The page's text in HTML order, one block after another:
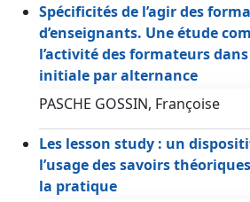
Spécificités de l’agir des
d’enseignants. Une étude
l’activité des formateurs
initiale par alternance
PASCHE GOSSIN, Françoise
Les lesson study : un
l’usage des savoirs
la pratique